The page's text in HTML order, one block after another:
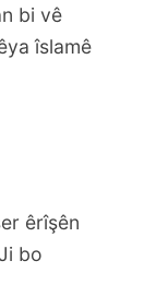
bi vê
îslamê
êrîşên
bo